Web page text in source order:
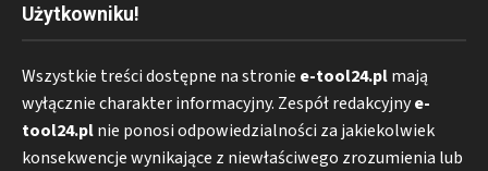
Użytkowniku!
Wszystkie treści dostępne na stronie e-tool24.plmają
wyłącznie charakter informacyjny. Zespół redakcyjnye-
tool24.plnie ponosi odpowiedzialności za jakiekolwiek
konsekwencje wynikające z niewłaściwego zrozumienia lub